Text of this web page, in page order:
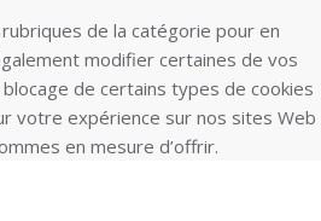
de la catégorie pour en
modifier certaines de vos
de certains types de cookies
votre expérience sur nos sites Web
en mesure d’offrir.